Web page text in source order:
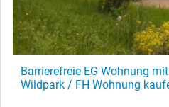
Barrierefreie EG Wohnung
Wildpark / FH Wohnung